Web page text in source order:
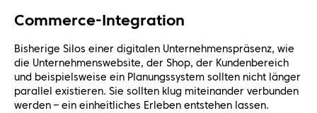
Commerce-Integration
Bisherige Silos einer digitalen Unternehmenspräsenz, wie
die Unternehmenswebsite, der Shop, der Kundenbereich
und beispielsweise ein Planungssystem sollten nicht länger
parallel existieren. Sie sollten klug miteinander verbunden
werden – ein einheitliches Erleben entstehen lassen.